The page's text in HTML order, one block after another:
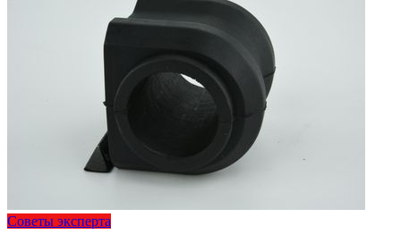
Советы эксперта